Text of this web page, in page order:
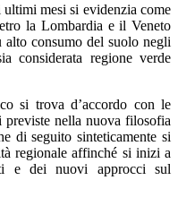
mesi si evidenzia come
la Lombardia e il Veneto
consumo del suolo negli
considerata regione verde
si trova d’accordo con le
nella nuova filosofia
di seguito sinteticamente si
regionale affinché si inizi a
e dei nuovi approcci sul